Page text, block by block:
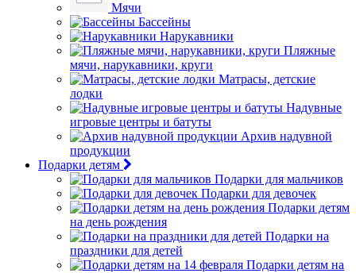
Мячи
Бассейны
Нарукавники
Пляжные
мячи, нарукавники, круги
Матрасы, детские
лодки
Надувные
игровые центры и батуты
Архив надувной
продукции
Подарки детям
Подарки для мальчиков
Подарки для девочек
Подарки детям
на день рождения
Подарки на
праздники для детей
Подарки детям на